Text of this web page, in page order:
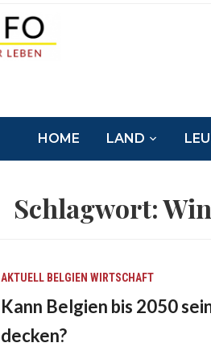
HOME LAND
Schlagwort:
AKTUELL BELGIEN WIRTSCHAFT
Kann Belgien bis 2050
decken?